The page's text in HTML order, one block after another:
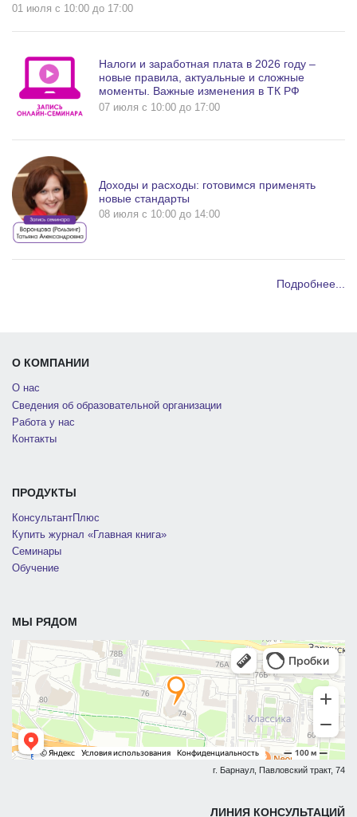
01 июля c 10:00 до 17:00
Налоги и заработная плата в 2026 году –
новые правила, актуальные и сложные
моменты. Важные изменения в ТК РФ
07 июля c 10:00 до 17:00
Доходы и расходы: готовимся применять
новые стандарты
08 июля c 10:00 до 14:00
Подробнее...
О КОМПАНИИ
О нас
Сведения об образовательной организации
Работа у нас
Контакты
ПРОДУКТЫ
КонсультантПлюс
Купить журнал «Главная книга»
Семинары
Обучение
МЫ РЯДОМ
г. Барнаул, Павловский тракт, 74
ЛИНИЯ КОНСУЛЬТАЦИЙ